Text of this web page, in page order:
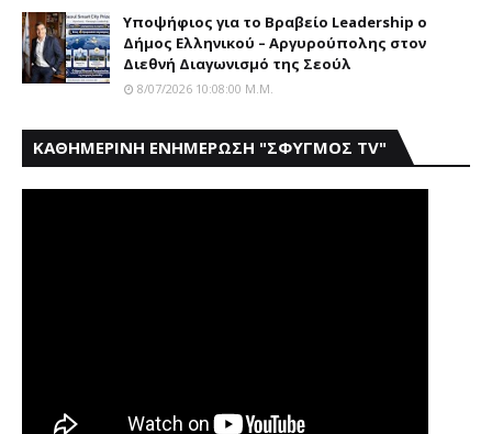
Yποψήφιος για το Bραβείο Leadership ο
Δήμος Ελληνικού – Αργυρούπολης στον
Διεθνή Διαγωνισμό της Σεούλ
8/07/2026 10:08:00 Μ.μ.
ΚΑΘΗΜΕΡΙΝΗ ΕΝΗΜΕΡΩΣΗ "ΣΦΥΓΜΟΣ TV"